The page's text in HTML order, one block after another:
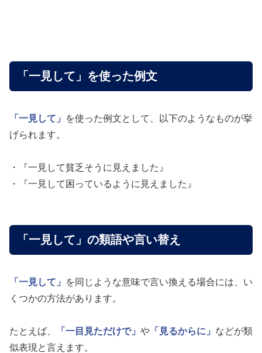
「一見して」を使った例文
「一見して」
を使った例文として、以下のようなものが挙
げられます。
・『一見して貧乏そうに見えました』
・『一見して困っているように見えました』
「一見して」の類語や言い替え
「一見して」
を同じような意味で言い換える場合には、い
くつかの方法があります。
たとえば、 「一目見ただけで」 や 「見るからに」 などが類
似表現と言えます。